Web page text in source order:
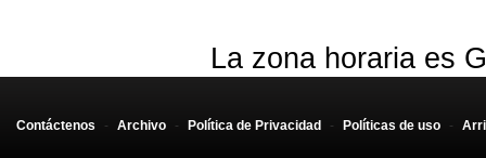
La zona horaria es
Contáctenos - Archivo - Política de Privacidad - Políticas de uso -